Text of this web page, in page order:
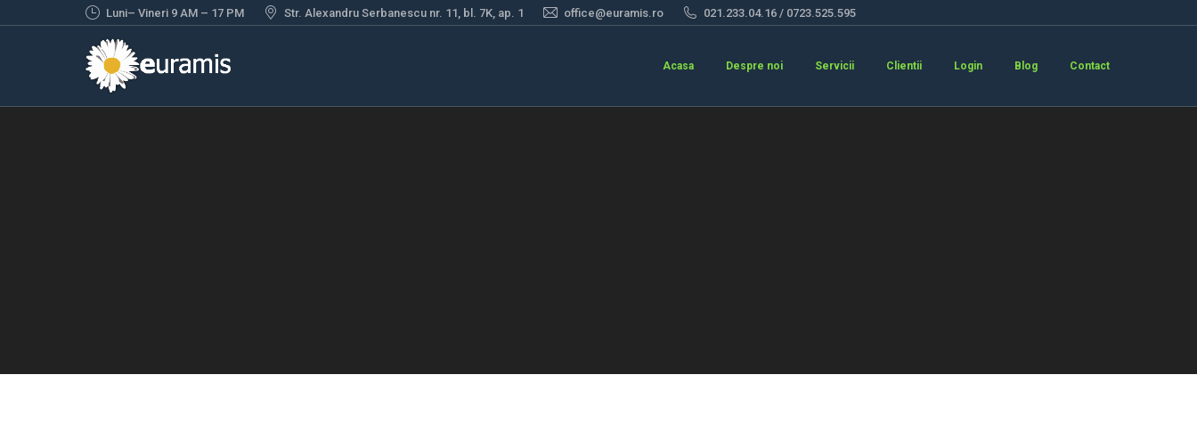
Luni– Vineri 9 AM – 17 PM Str. Alexandru Serbanescu nr. 11, bl. 7K, ap. 1 office@euramis.ro 021.233.04.16 / 0723.525.595
Acasa Despre noi Servicii Clientii Login Blog Contact